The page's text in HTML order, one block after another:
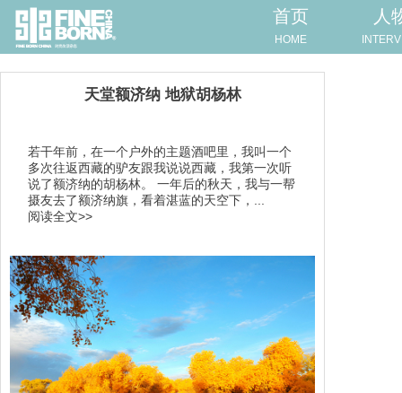
首页
HOME
人
天堂额济纳 地狱胡杨林
若干年前，在一个户外的主题酒吧里，我叫一个
多次往返西藏的驴友跟我说说西藏，我第一次听
说了额济纳的胡杨林。 一年后的秋天，我与一帮
摄友去了额济纳旗，看着湛蓝的天空下，...
阅读全文>>